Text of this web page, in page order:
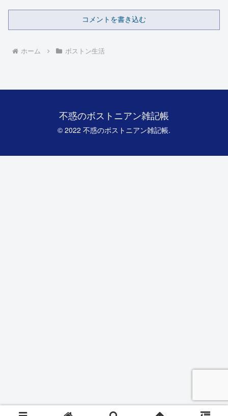
コメントを書き込む
ホーム ボストン生活
不惑のボストニアン雑記帳
© 2022 不惑のボストニアン雑記帳.